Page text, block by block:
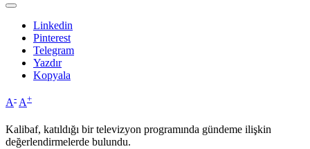
Linkedin
Pinterest
Telegram
Yazdır
Kopyala
A- A+
Kalibaf, katıldığı bir televizyon programında gündeme ilişkin
değerlendirmelerde bulundu.